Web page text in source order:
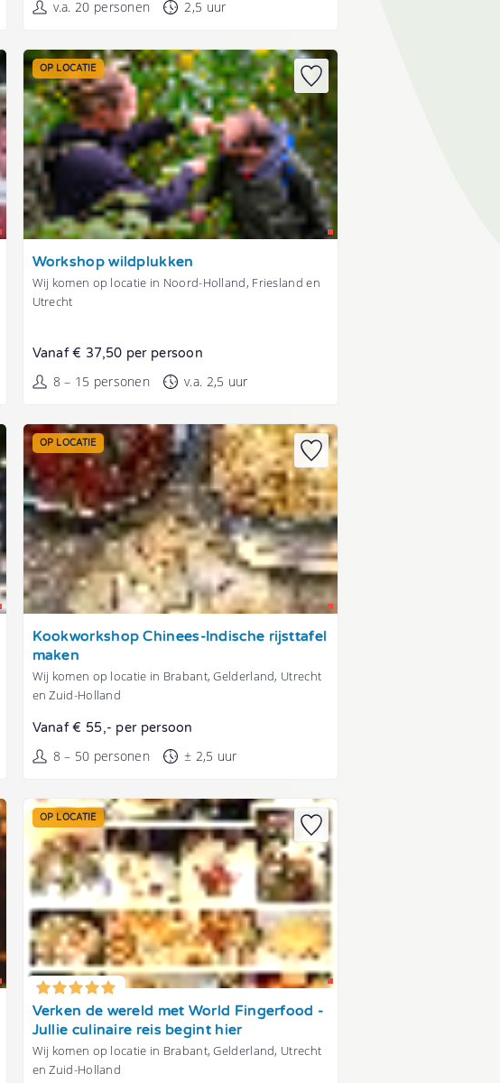
v.a. 20 personen 2,5 uur
Tonen
OP LOCATIE
Workshop wildplukken
Wij komen op locatie in Noord-Holland, Friesland en
Utrecht
Vanaf € 37,50 per persoon
8 – 15 personen v.a. 2,5 uur
Tonen
OP LOCATIE
Kookworkshop Chinees-Indische rijsttafel
maken
Wij komen op locatie in Brabant, Gelderland, Utrecht
en Zuid-Holland
Vanaf € 55,- per persoon
8 – 50 personen ± 2,5 uur
Tonen
OP LOCATIE
Verken de wereld met World Fingerfood -
Jullie culinaire reis begint hier
Wij komen op locatie in Brabant, Gelderland, Utrecht
en Zuid-Holland